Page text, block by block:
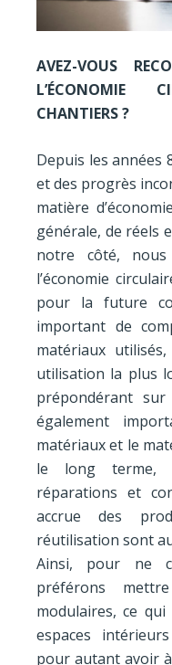
AVEZ-VOUS
L’ÉCONOMIE
CHANTIERS ?
Depuis les années
et des progrès
matière
générale, de réels
notre côté, nous
l’économie
pour la future
important de
matériaux
utilisation la plus
prépondérant sur
également
matériaux et le
le long terme,
réparations et
accrue des
réutilisation sont
Ainsi, pour ne
préférons
modulaires, ce
espaces
pour autant avoir